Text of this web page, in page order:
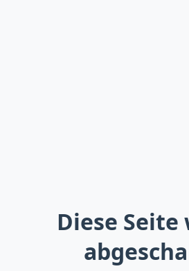
Diese Seite